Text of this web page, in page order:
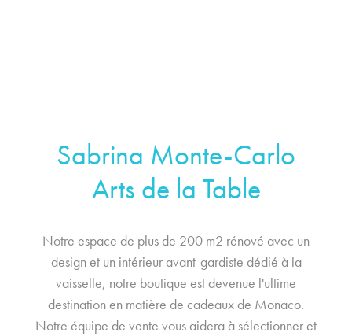
Sabrina Monte-Carlo
Arts de la Table
Notre espace de plus de 200 m2 rénové avec un
design et un intérieur avant-gardiste dédié à la
vaisselle, notre boutique est devenue l'ultime
destination en matière de cadeaux de Monaco.
Notre équipe de vente vous aidera à sélectionner et